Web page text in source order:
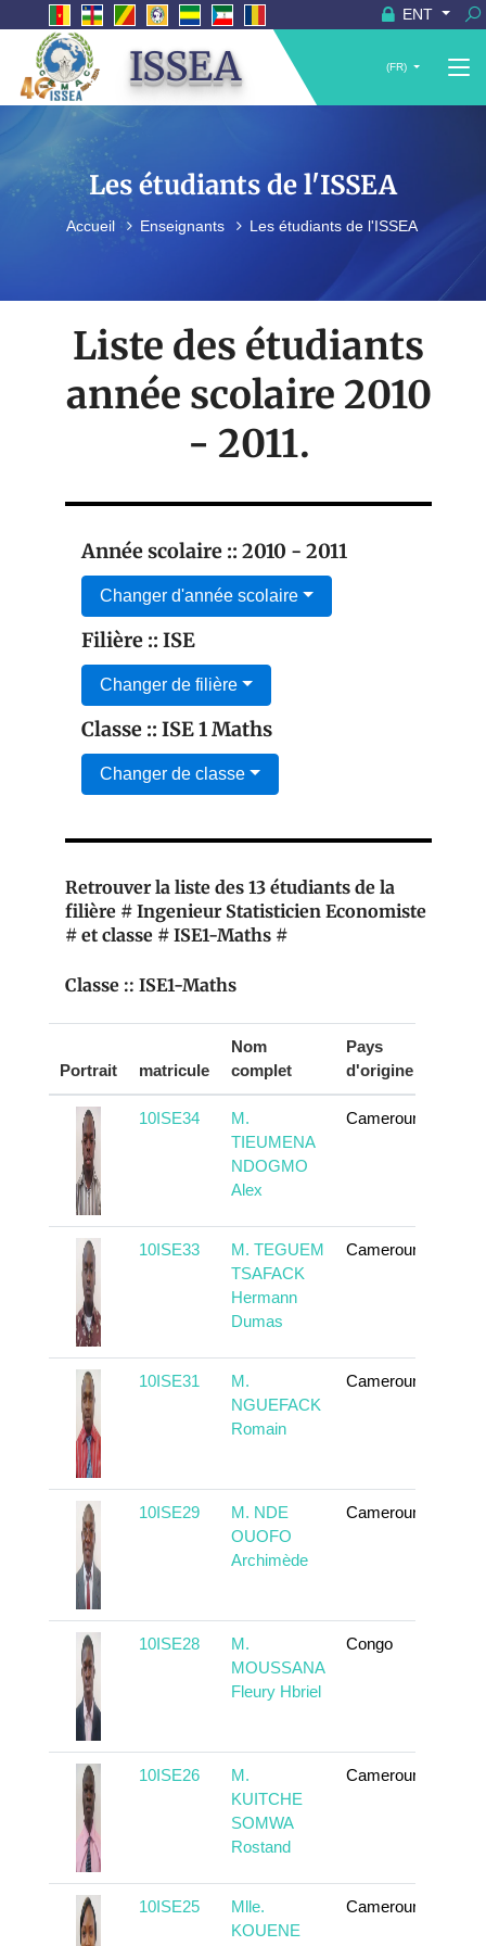
ENT
ISSEA (FR)
Les étudiants de l'ISSEA
Accueil Enseignants Les étudiants de l'ISSEA
Liste des étudiants
année scolaire 2010
- 2011.
Année scolaire :: 2010 - 2011
Changer d'année scolaire
Filière :: ISE
Changer de filière
Classe :: ISE 1 Maths
Changer de classe
Retrouver la liste des 13 étudiants de la
filière # Ingenieur Statisticien Economiste
# et classe # ISE1-Maths #
Classe :: ISE1-Maths
Portrait matricule
Nom
complet
Pays
d'origine
10ISE34
M.
TIEUMENA
NDOGMO
Alex
Cameroun
10ISE33
M. TEGUEM
TSAFACK
Hermann
Dumas
Cameroun
10ISE31
M.
NGUEFACK
Romain
Cameroun
10ISE29
M. NDE
OUOFO
Archimède
Cameroun
10ISE28
M.
MOUSSANA
Fleury Hbriel
Congo
10ISE26
M.
KUITCHE
SOMWA
Rostand
Cameroun
10ISE25
Mlle.
KOUENE
Cameroun